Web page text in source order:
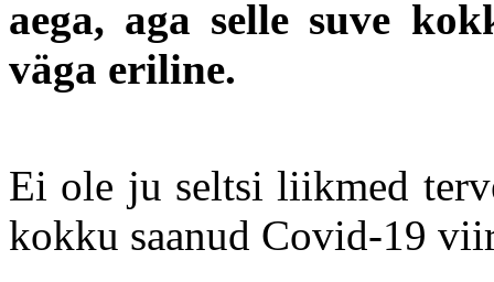
aega, aga selle suve
väga eriline.
Ei ole ju seltsi liikmed
kokku saanud Covid-19